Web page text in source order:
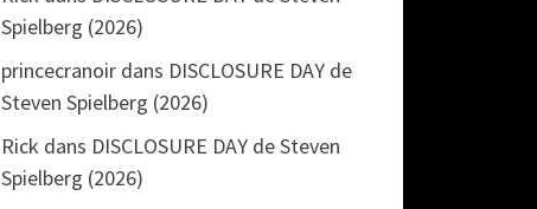
Spielberg (2026)
princecranoir dans DISCLOSURE DAY de
Steven Spielberg (2026)
Rick dans DISCLOSURE DAY de Steven
Spielberg (2026)